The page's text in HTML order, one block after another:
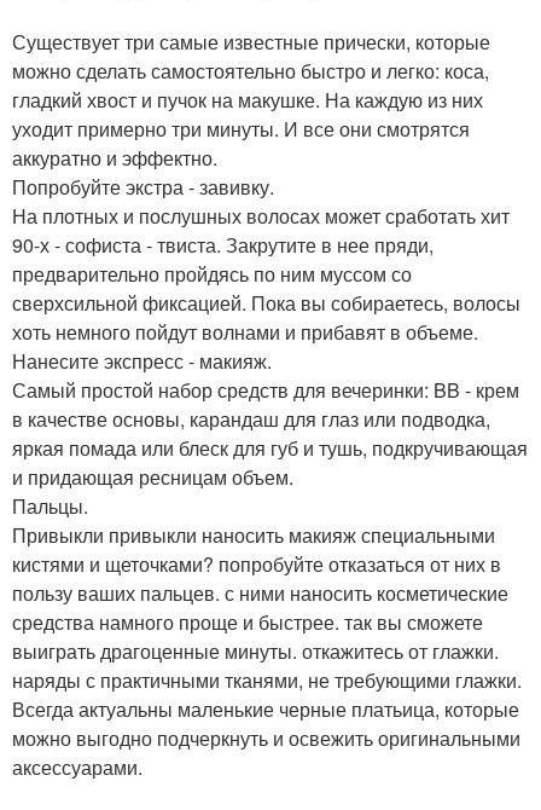
Существует три самые известные прически, которые
можно сделать самостоятельно быстро и легко: коса,
гладкий хвост и пучок на макушке. На каждую из них
уходит примерно три минуты. И все они смотрятся
аккуратно и эффектно.
Попробуйте экстра - завивку.
На плотных и послушных волосах может сработать хит
90-х - софиста - твиста. Закрутите в нее пряди,
предварительно пройдясь по ним муссом со
сверхсильной фиксацией. Пока вы собираетесь, волосы
хоть немного пойдут волнами и прибавят в объеме.
Нанесите экспресс - макияж.
Самый простой набор средств для вечеринки: BB - крем
в качестве основы, карандаш для глаз или подводка,
яркая помада или блеск для губ и тушь, подкручивающая
и придающая ресницам объем.
Пальцы.
Привыкли привыкли наносить макияж специальными
кистями и щеточками? попробуйте отказаться от них в
пользу ваших пальцев. с ними наносить косметические
средства намного проще и быстрее. так вы сможете
выиграть драгоценные минуты. откажитесь от глажки.
наряды с практичными тканями, не требующими глажки.
Всегда актуальны маленькие черные платьица, которые
можно выгодно подчеркнуть и освежить оригинальными
аксессуарами.